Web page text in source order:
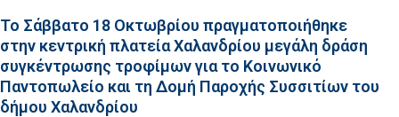
Το Σάββατο 18 Οκτωβρίου πραγματοποιήθηκε
στην κεντρική πλατεία Χαλανδρίου μεγάλη δράση
συγκέντρωσης τροφίμων για το Κοινωνικό
Παντοπωλείο και τη Δομή Παροχής Συσσιτίων του
δήμου Χαλανδρίου